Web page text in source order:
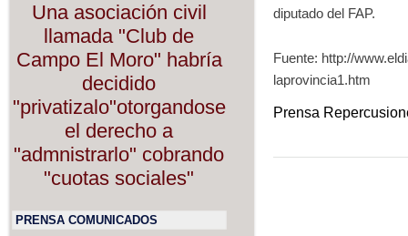
Una asociación civil
llamada "Club de
Campo El Moro" habría
decidido
"privatizalo"otorgandose
el derecho a
"admnistrarlo" cobrando
"cuotas sociales"
PRENSA COMUNICADOS
diputado del FAP.
Fuente: http://
laprovincia1.htm
Prensa